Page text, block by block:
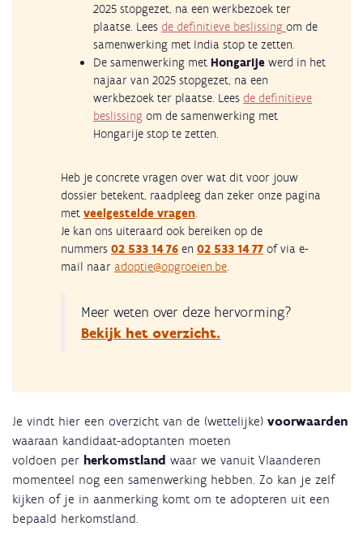
2025 stopgezet, na een werkbezoek ter
plaatse. Lees de definitieve beslissing om de
samenwerking met India stop te zetten.
De samenwerking met Hongarije werd in het
najaar van 2025 stopgezet, na een
werkbezoek ter plaatse. Lees de definitieve
beslissing om de samenwerking met
Hongarije stop te zetten.
Heb je concrete vragen over wat dit voor jouw
dossier betekent, raadpleeg dan zeker onze pagina
met veelgestelde vragen.
Je kan ons uiteraard ook bereiken op de
nummers 02 533 14 76 en 02 533 14 77 of via e-
mail naar adoptie@opgroeien.be.
Meer weten over deze hervorming?
Bekijk het overzicht.
Je vindt hier een overzicht van de (wettelijke) voorwaarden
waaraan kandidaat-adoptanten moeten
voldoen per herkomstland waar we vanuit Vlaanderen
momenteel nog een samenwerking hebben. Zo kan je zelf
kijken of je in aanmerking komt om te adopteren uit een
bepaald herkomstland.